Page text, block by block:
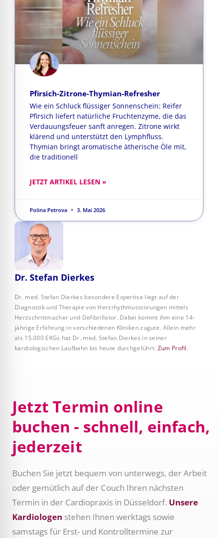
Dr. Stefan Dierkes
Dr. med. Stefan Dierkes besondere Expertise liegt auf der
Diagnostik und Therapie von Herzrhythmusstörungen mittels
Herzschrittmacher und Defibrillator. Dabei kommt ihm eine 14-
jährige Erfahrung in verschiedenen Kliniken zugute. Allein mehr
als 15.000 EKGs hat Dr. med. Stefan Dierkes in seiner
kardiologischen Laufbahn bis heute durchgeführt. Zum Profil.
Pfirsich-Zitrone-Thymian-Refresher
Wie ein Schluck flüssiger Sonnenschein: Reifer
Pfirsich liefert natürliche Fruchtenzyme, die das
Verdauungsfeuer sanft anregen. Zitrone wirkt
klärend und unterstützt den Lymphfluss.
Thymian bringt aromatische ätherische Öle mit,
die traditionell
JETZT ARTIKEL LESEN »
Polina Petrova 3. Mai 2026
Jetzt Termin online
buchen - schnell, einfach,
jederzeit
Buchen Sie jetzt bequem von unterwegs, der Arbeit
oder gemütlich auf der Couch Ihren nächsten
Termin in der Cardiopraxis in Düsseldorf. Unsere
Kardiologen stehen Ihnen werktags sowie
samstags für Erst- und Kontrolltermine zur